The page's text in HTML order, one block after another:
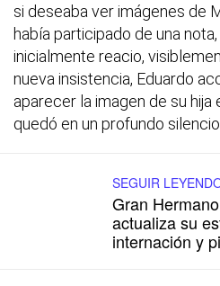
si deseaba ver imágenes de
había participado de una
inicialmente reacio,
nueva insistencia, Eduardo
aparecer la imagen de su hija
quedó en un profundo silencio.
SEGUIR
Gran
actualiza su
internación y